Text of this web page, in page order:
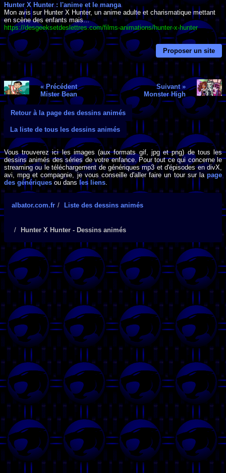
Hunter X Hunter : l'anime et le manga
Mon avis sur Hunter X Hunter, un anime adulte et charismatique mettant
en scène des enfants mais...
https://desgeeksetdeslettres.com/films-animations/hunter-x-hunter
Proposer un site
« Précédent
Mister Bean
Suivant »
Monster High
Retour à la page des dessins animés
La liste de tous les dessins animés
Vous trouverez ici les images (aux formats gif, jpg et png) de tous les
dessins animés des séries de votre enfance. Pour tout ce qui concerne le
streaming ou le téléchargement de génériques mp3 et d'épisodes en divX,
avi, mpg et compagnie, je vous conseille d'aller faire un tour sur lapage
des génériques ou dans les liens
albator.com.fr Liste des dessins animés
Hunter X Hunter - Dessins animés